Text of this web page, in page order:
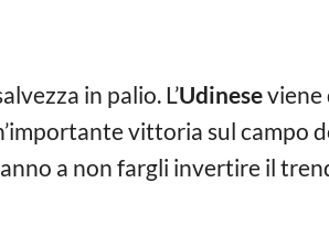
in palio. L’Udineseviene
vittoria sul campo
a non fargli invertire il